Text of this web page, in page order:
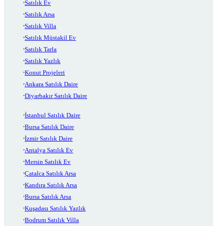
Satılık Ev
Satılık Arsa
Satılık Villa
Satılık Müstakil Ev
Satılık Tarla
Satılık Yazlık
Konut Projeleri
Ankara Satılık Daire
Diyarbakır Satılık Daire
İstanbul Satılık Daire
Bursa Satılık Daire
İzmir Satılık Daire
Antalya Satılık Ev
Mersin Satılık Ev
Çatalca Satılık Arsa
Kandıra Satılık Arsa
Bursa Satılık Arsa
Kuşadası Satılık Yazlık
Bodrum Satılık Villa